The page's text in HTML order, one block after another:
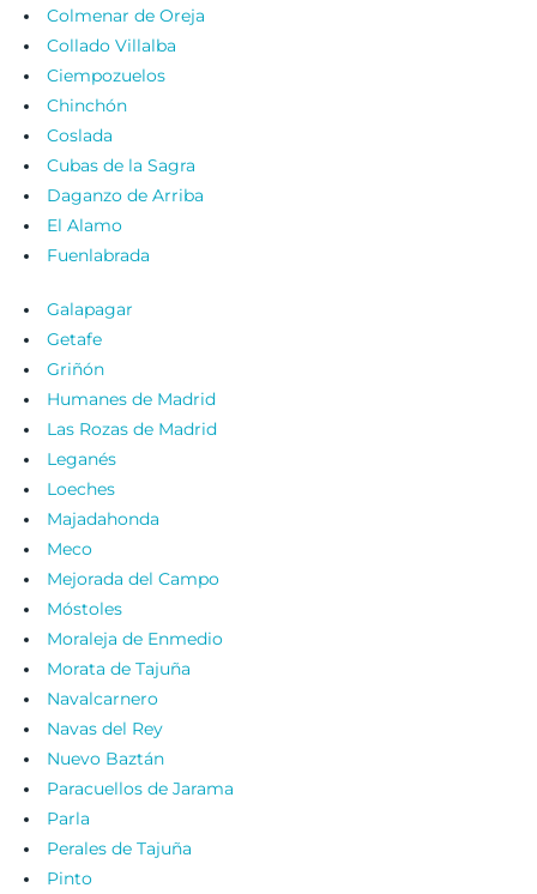
Colmenar de Oreja
Collado Villalba
Ciempozuelos
Chinchón
Coslada
Cubas de la Sagra
Daganzo de Arriba
El Alamo
Fuenlabrada
Galapagar
Getafe
Griñón
Humanes de Madrid
Las Rozas de Madrid
Leganés
Loeches
Majadahonda
Meco
Mejorada del Campo
Móstoles
Moraleja de Enmedio
Morata de Tajuña
Navalcarnero
Navas del Rey
Nuevo Baztán
Paracuellos de Jarama
Parla
Perales de Tajuña
Pinto